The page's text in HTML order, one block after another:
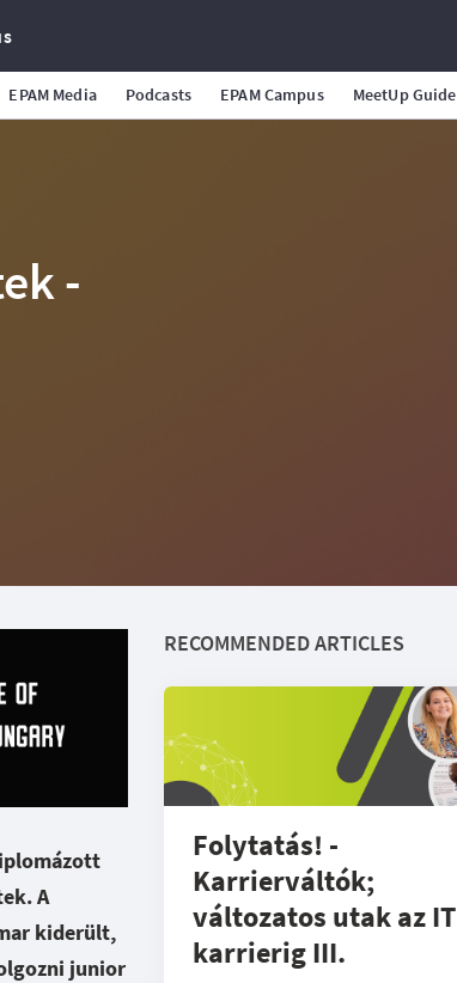
EPAM Media Podcasts EPAM Campus MeetUp Guide
-
A
kiderült,
junior
RECOMMENDED ARTICLES
Folytatás! -
Karrierváltók;
változatos utak az IT
karrierig III.